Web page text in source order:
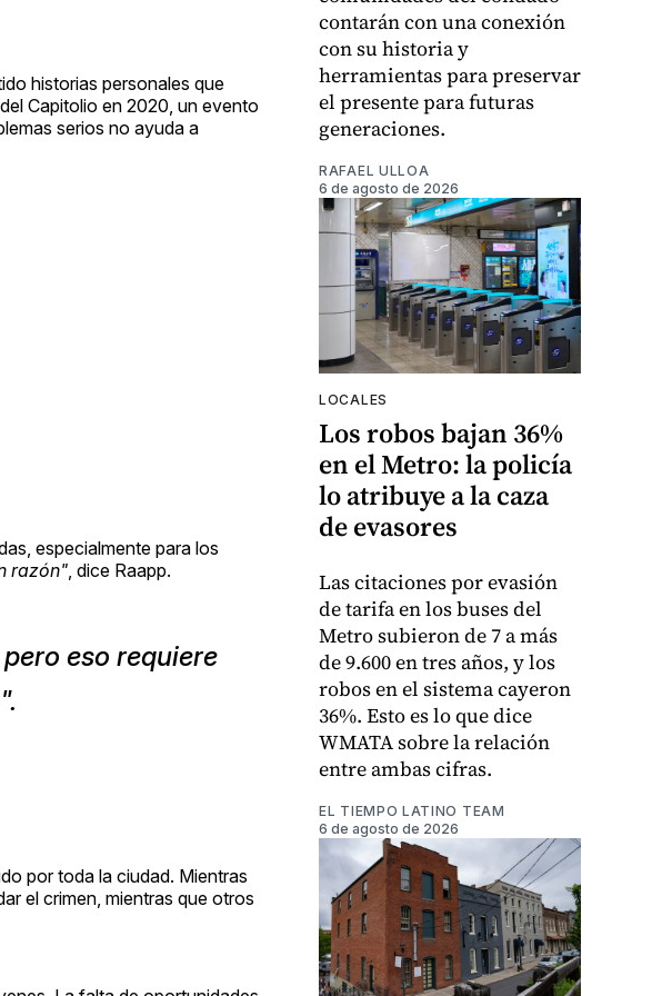
historias personales que
Capitolio en 2020, un evento
serios no ayuda a
especialmente para los
razón" , dice Raapp.
eso requiere
por toda la ciudad. Mientras
el crimen, mientras que otros
contarán con una conexión
con su historia y
herramientas para preservar
el presente para futuras
generaciones.
RAFAEL ULLOA
6 de agosto de 2026
LOCALES
Los robos bajan 36%
en el Metro: la policía
lo atribuye a la caza
de evasores
Las citaciones por evasión
de tarifa en los buses del
Metro subieron de 7 a más
de 9.600 en tres años, y los
robos en el sistema cayeron
36%. Esto es lo que dice
WMATA sobre la relación
entre ambas cifras.
EL TIEMPO LATINO TEAM
6 de agosto de 2026